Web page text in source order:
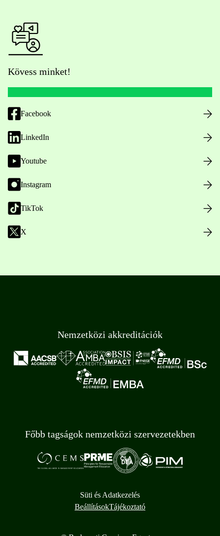
Kövess minket!
Facebook
LinkedIn
Youtube
Instagram
TikTok
X
Nemzetközi akkreditációk
Főbb tagságok nemzetközi szervezetekben
Süti és Adatkezelés
BeállításokTájékoztató